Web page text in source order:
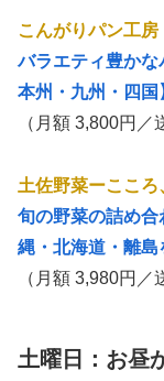
こんがりパン工房
バラエティ豊かな
本州・九州・四国
（月額 3,800円／
土佐野菜ーこころ
旬の野菜の詰め
縄・北海道・離島
（月額 3,980円／
土曜日：お昼